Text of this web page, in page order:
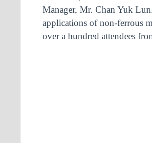
Manager, Mr. Chan Yuk
applications of non-ferrous
over a hundred attendees